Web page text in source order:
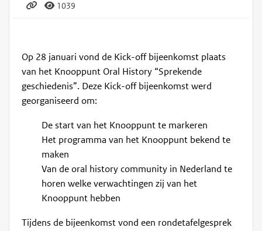
1039
Op 28 januari vond de Kick-off bijeenkomst plaats
van het Knooppunt Oral History “Sprekende
geschiedenis”. Deze Kick-off bijeenkomst werd
georganiseerd om:
De start van het Knooppunt te markeren
Het programma van het Knooppunt bekend te
maken
Van de oral history community in Nederland te
horen welke verwachtingen zij van het
Knooppunt hebben
Tijdens de bijeenkomst vond een rondetafelgesprek